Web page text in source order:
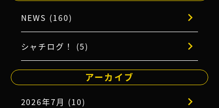
NEWS (160)
シャチログ！ (5)
アーカイブ
2026年7月 (10)